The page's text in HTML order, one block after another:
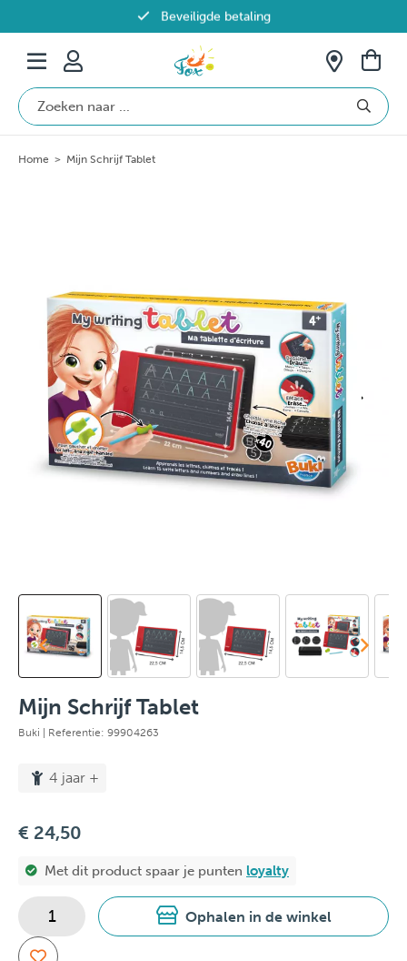
Beveiligde betaling
Gratis verzending vanaf €69 in België
Home > Mijn Schrijf Tablet
Mijn Schrijf Tablet
Buki | Referentie: 99904263
4 jaar +
€ 24,50
Met dit product spaar je punten loyalty
Ophalen in de winkel